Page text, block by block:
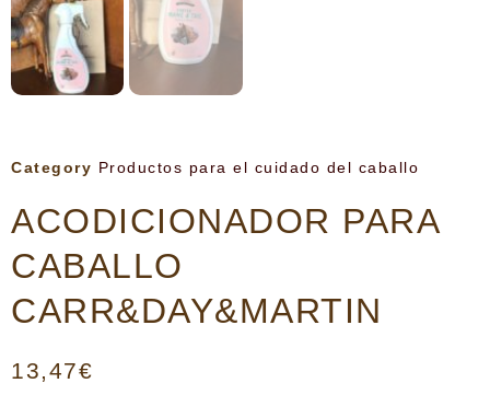
Category Productos para el cuidado del caballo
ACODICIONADOR PARA
CABALLO
CARR&DAY&MARTIN
13,47€